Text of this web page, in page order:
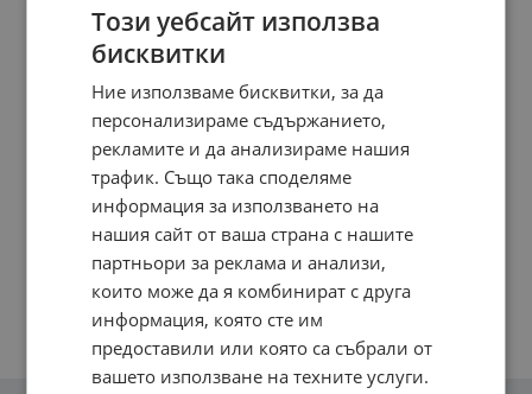
Този уебсайт използва
бисквитки
Ние използваме бисквитки, за да
персонализираме съдържанието,
рекламите и да анализираме нашия
трафик. Също така споделяме
информация за използването на
нашия сайт от ваша страна с нашите
партньори за реклама и анализи,
които може да я комбинират с друга
информация, която сте им
предоставили или която са събрали от
вашето използване на техните услуги.